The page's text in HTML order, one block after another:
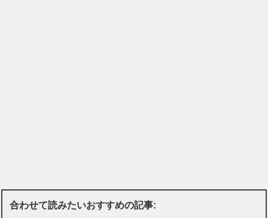
合わせて読みたいおすすめの記事: